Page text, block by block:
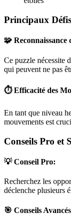
Principaux Défis
🧩 Reconnaissance
Ce puzzle nécessite
qui peuvent ne pas
⏱️ Efficacité des
En tant que niveau
mouvements est
Conseils Pro et
💡 Conseil Pro:
Recherchez les
déclenche plusieurs
🎯 Conseils